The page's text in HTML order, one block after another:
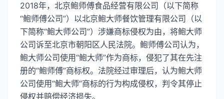
2018年，北京鲍师傅食品经营有限公司（以下简称
“鲍师傅公司”）以北京鲍大师餐饮管理有限公司（以
下简称“鲍大师公司”）涉嫌商标侵权为由，将鲍大师
公司诉至北京市朝阳区人民法院。鲍师傅公司认为，
鲍大师公司使用“鲍大师”作为商标，侵犯了其在先注
册的“鲍师傅”商标权。法院经过审理后，认为鲍大师
公司使用“鲍大师”商标的行为构成侵权，判令其停止
侵权并赔偿经济损失。